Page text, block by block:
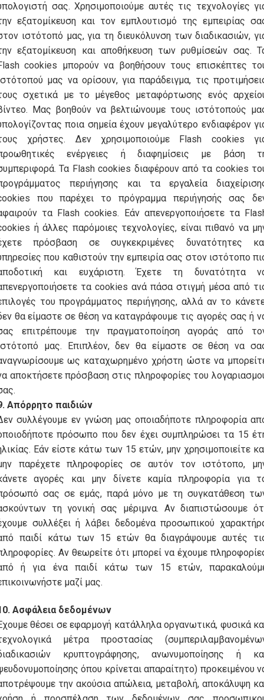
σας. Χρησιμοποιούμε αυτές τις τεχνολογίες
εξατομίκευση και τον εμπλουτισμό της εμπειρίας
ιστότοπό μας, για τη διευκόλυνση των διαδικασιών,
εξατομίκευση και αποθήκευση των ρυθμίσεών σας.
cookies μπορούν να βοηθήσουν τους επισκέπτες
μας να ορίσουν, για παράδειγμα, τις
σχετικά με το μέγεθος μεταφόρτωσης ενός
Μας βοηθούν να βελτιώνουμε τους ιστότοπούς
ποια σημεία έχουν μεγαλύτερο ενδιαφέρον
χρήστες. Δεν χρησιμοποιούμε Flash cookies
ενέργειες ή διαφημίσεις με βάση
Τα Flash cookies διαφέρουν από τα cookies
περιήγησης και τα εργαλεία
που παρέχει το πρόγραμμα περιήγησής σας
τα Flash cookies. Εάν απενεργοποιήσετε τα
ή άλλες παρόμοιες τεχνολογίες, είναι πιθανό να
πρόσβαση σε συγκεκριμένες δυνατότητες
που καθιστούν την εμπειρία σας στον ιστότοπο
και ευχάριστη. Έχετε τη δυνατότητα
τα cookies ανά πάσα στιγμή μέσα από
του προγράμματος περιήγησης, αλλά αν το
θα είμαστε σε θέση να καταγράφουμε τις αγορές σας ή
επιτρέπουμε την πραγματοποίηση αγοράς από
μας. Επιπλέον, δεν θα είμαστε σε θέση να
ως καταχωρημένο χρήστη ώστε να
αποκτήσετε πρόσβαση στις πληροφορίες του
Απόρρητο παιδιών
συλλέγουμε εν γνώση μας οποιαδήποτε πληροφορία
πρόσωπο που δεν έχει συμπληρώσει τα 15
Εάν είστε κάτω των 15 ετών, μην χρησιμοποιείτε
παρέχετε πληροφορίες σε αυτόν τον ιστότοπο,
αγορές και μην δίνετε καμία πληροφορία για
σας σε εμάς, παρά μόνο με τη συγκατάθεση
τη γονική σας μέριμνα. Αν διαπιστώσουμε
συλλέξει ή λάβει δεδομένα προσωπικού
παιδί κάτω των 15 ετών θα διαγράψουμε αυτές
Αν θεωρείτε ότι μπορεί να έχουμε
ή για ένα παιδί κάτω των 15 ετών,
μαζί μας.
Ασφάλεια δεδομένων
θέσει σε εφαρμογή κατάλληλα οργανωτικά, φυσικά
μέτρα προστασίας
κρυπτογράφησης, ανωνυμοποίησης ή
όπου κρίνεται απαραίτητο) προκειμένου
την ακούσια απώλεια, μεταβολή, αποκάλυψη